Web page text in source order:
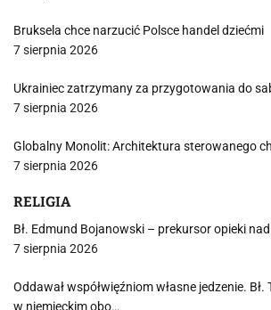
Bruksela chce narzucić Polsce handel dziećmi
7 sierpnia 2026
Ukrainiec zatrzymany za przygotowania do
7 sierpnia 2026
Globalny Monolit: Architektura sterowanego
7 sierpnia 2026
RELIGIA
Bł. Edmund Bojanowski – prekursor opieki
7 sierpnia 2026
Oddawał współwięźniom własne jedzenie. Bł.
w niemieckim obo…